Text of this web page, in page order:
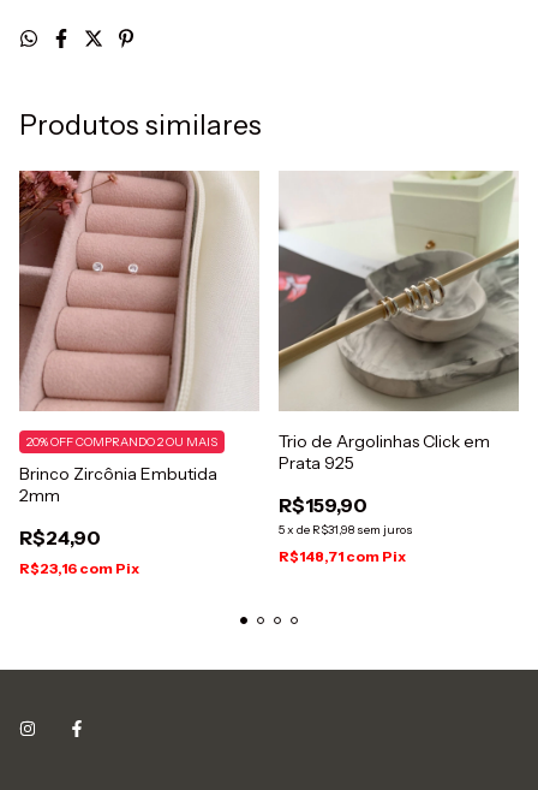
Produtos similares
Brinco Zircônia Embutida
2mm
R$24,90
20% OFF COMPRANDO 2 OU MAIS
R$23,16 com Pix
Trio de Argolinhas Click em
Prata 925
R$159,90
5x de R$31,98 sem juros
R$148,71 com Pix